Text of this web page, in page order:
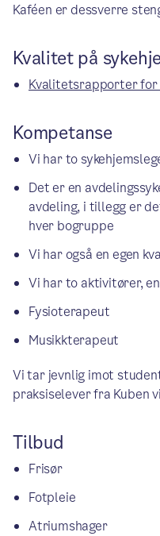
Kaféen er dessverre
Kvalitet på
Kvalitetsrapporter for
Kompetanse
Vi har to
Det er en
avdeling, i tillegg er
hver bogruppe
Vi har også en egen
Vi har to aktivitører,
Fysioterapeut
Musikkterapeut
Vi tar jevnlig imot
praksiselever fra Kuben
Tilbud
Frisør
Fotpleie
Atriumshager